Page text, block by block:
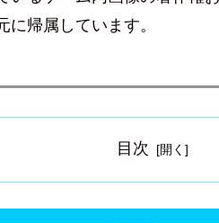
に帰属しています。
目次